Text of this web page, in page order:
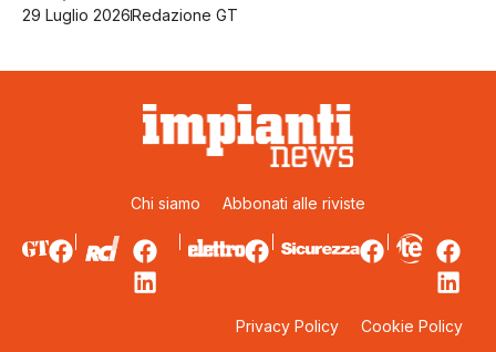
29 Luglio 2026 Redazione GT
Chi siamo Abbonati alle riviste
Privacy Policy Cookie Policy